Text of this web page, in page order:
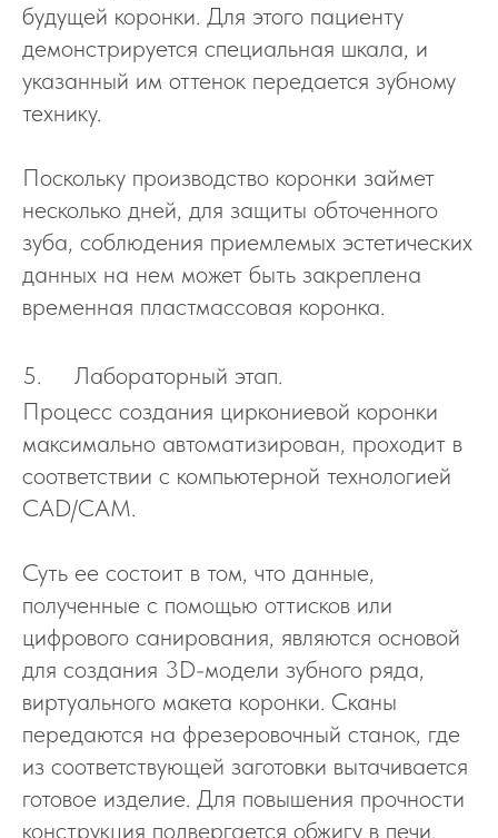
будущей коронки. Для этого пациенту
демонстрируется специальная шкала, и
указанный им оттенок передается зубному
технику.
Поскольку производство коронки займет
несколько дней, для защиты обточенного
зуба, соблюдения приемлемых эстетических
данных на нем может быть закреплена
временная пластмассовая коронка.
5. Лабораторный этап.
Процесс создания циркониевой коронки
максимально автоматизирован, проходит в
соответствии с компьютерной технологией
CAD/CAM.
Суть ее состоит в том, что данные,
полученные с помощью оттисков или
цифрового санирования, являются основой
для создания 3D-модели зубного ряда,
виртуального макета коронки. Сканы
передаются на фрезеровочный станок, где
из соответствующей заготовки вытачивается
готовое изделие. Для повышения прочности
конструкция подвергается обжигу в печи.